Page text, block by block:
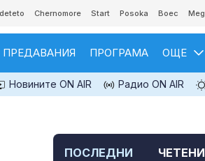
Chernomore Start Posoka Boec
ПРЕДАВАНИЯ ПРОГРАМА ОЩЕ
Новините ON AIR Радио ON AIR
ПОСЛЕДНИ ЧЕТЕНИ